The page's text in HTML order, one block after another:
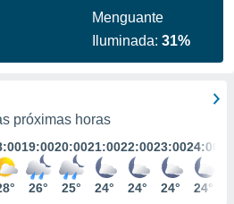
Menguante
Iluminada:31%
próximas horas
19:00
26°
20:00
25°
21:00
24°
22:00
24°
23:00
24°
24:00
24°